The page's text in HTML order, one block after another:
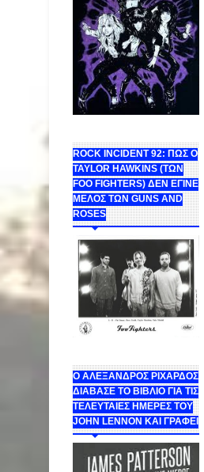
ROCK INCIDENT 92: ΠΩΣ Ο
TAYLOR HAWKINS (ΤΩΝ
FOO FIGHTERS) ΔΕΝ ΕΓΙΝΕ
ΜΕΛΟΣ ΤΩΝ GUNS AND
ROSES
Ο ΑΛΕΞΑΝΔΡΟΣ ΡΙΧΑΡΔΟΣ
ΔΙΑΒΑΣΕ ΤΟ ΒΙΒΛΙΟ ΓΙΑ ΤΙΣ
ΤΕΛΕΥΤΑΙΕΣ ΗΜΕΡΕΣ ΤΟΥ
JOHN LENNON ΚΑΙ ΓΡΑΦΕΙ